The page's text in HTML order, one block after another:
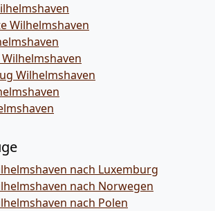
Wilhelmshaven
Wilhelmshaven
nach Luxemburg
nach Norwegen
nach Polen